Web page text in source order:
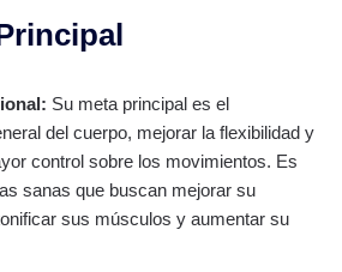
Su meta principal es el
del cuerpo, mejorar la flexibilidad y
control sobre los movimientos. Es
sanas que buscan mejorar su
sus músculos y aumentar su